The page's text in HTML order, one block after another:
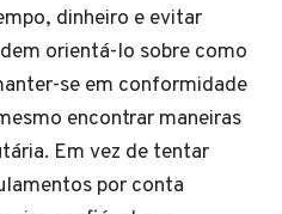
dinheiro e evitar
orientá-lo sobre como
se em conformidade
encontrar maneiras
Em vez de tentar
por conta